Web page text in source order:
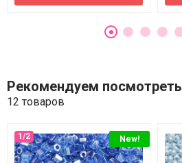
Рекомендуем посмотреть
12 товаров
New!